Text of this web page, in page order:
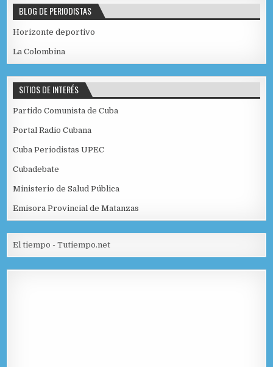
BLOG DE PERIODISTAS
Horizonte deportivo
La Colombina
SITIOS DE INTERÉS
Partido Comunista de Cuba
Portal Radio Cubana
Cuba Periodistas UPEC
Cubadebate
Ministerio de Salud Pública
Emisora Provincial de Matanzas
El tiempo - Tutiempo.net